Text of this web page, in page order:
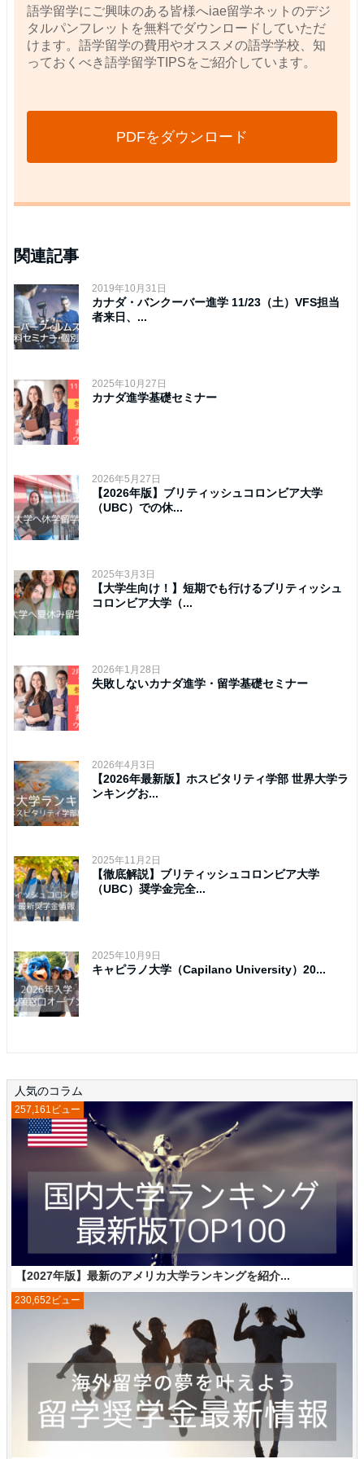
語学留学にご興味のある皆様へiae留学ネットのデジ
タルパンフレットを無料でダウンロードしていただ
けます。語学留学の費用やオススメの語学学校、知
っておくべき語学留学TIPSをご紹介しています。
PDFをダウンロード
関連記事
2019年10月31日
カナダ・バンクーバー進学 11/23（土）VFS担当
者来日、...
2025年10月27日
カナダ進学基礎セミナー
2026年5月27日
【2026年版】ブリティッシュコロンビア大学
（UBC）での休...
2025年3月3日
【大学生向け！】短期でも行けるブリティッシュ
コロンビア大学（...
2026年1月28日
失敗しないカナダ進学・留学基礎セミナー
2026年4月3日
【2026年最新版】ホスピタリティ学部 世界大学ラ
ンキングお...
2025年11月2日
【徹底解説】ブリティッシュコロンビア大学
（UBC）奨学金完全...
2025年10月9日
キャピラノ大学（Capilano University）20...
人気のコラム
【2027年版】最新のアメリカ大学ランキングを紹介...
257,161ビュー
230,652ビュー